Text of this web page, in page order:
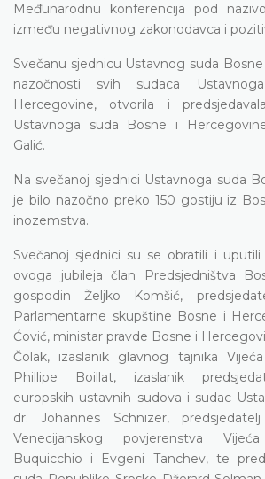
Međunarodnu konferencija pod
između negativnog zakonodavca i
Svečanu sjednicu Ustavnog suda
nazočnosti svih sudaca
Hercegovine, otvorila i
Ustavnoga suda Bosne i
Galić.
Na svečanoj sjednici Ustavnoga suda
je bilo nazočno preko 150 gostiju iz
inozemstva.
Svečanoj sjednici su se obratili i
ovoga jubileja član Predsjedništva
gospodin Željko Komšić,
Parlamentarne skupštine Bosne i
Ćović, ministar pravde Bosne i
Čolak, izaslanik glavnog tajnika
Phillipe Boillat, izaslanik
europskih ustavnih sudova i sudac
dr. Johannes Schnizer,
Venecijanskog povjerenstva
Buquicchio i Evgeni Tanchev, te